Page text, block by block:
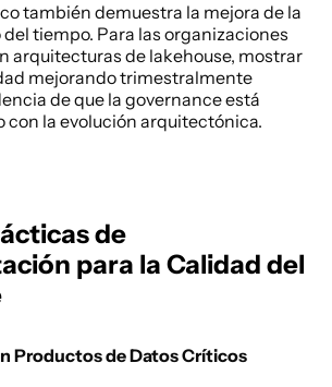
también demuestra la mejora de la
tiempo. Para las organizaciones
arquitecturas de lakehouse, mostrar
mejorando trimestralmente
de que la governance está
con la evolución arquitectónica.
de
para la Calidad del
Productos de Datos Críticos